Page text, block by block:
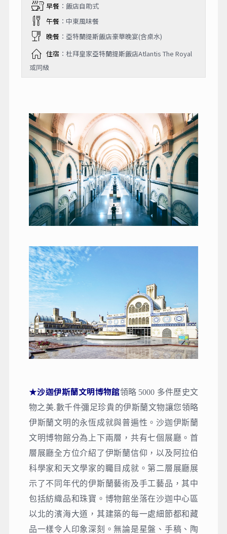
早餐：飯店自助式
午餐：中東風味餐
晚餐：亞特蘭提斯飯店豪華晚宴(含桌水)
住宿 ：杜拜皇家亞特蘭提斯飯店Atlantis The Royal
或同級
★沙迦伊斯蘭文明博物館領略 5000 多件歷史文
物之美.數千件彌足珍貴的伊斯蘭文物讓您領略
伊斯蘭文明的永恆成就與普遍性。沙迦伊斯蘭
文明博物館分為上下兩層，共有七個展廳。首
層展廳全方位介紹了伊斯蘭信仰，以及阿拉伯
科學家和天文學家的矚目成就。第二層展廳展
示了不同年代的伊斯蘭藝術及手工藝品，其中
包括紡織品和珠寶。博物館坐落在沙迦中心區
以北的濱海大道，其建築的每一處細節都和藏
品一樣令人印象深刻。無論是星盤、手稿、陶